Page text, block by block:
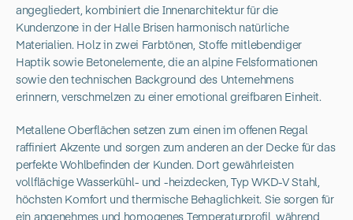
angegliedert, kombiniert die Innenarchitektur für die
Kundenzone in der Halle Brisen harmonisch natürliche
Materialien. Holz in zwei Farbtönen, Stoffe mitlebendiger
Haptik sowie Betonelemente, die an alpine Felsformationen
sowie den technischen Background des Unternehmens
erinnern, verschmelzen zu einer emotional greifbaren Einheit.
Metallene Oberflächen setzen zum einen im offenen Regal
raffiniert Akzente und sorgen zum anderen an der Decke für das
perfekte Wohlbefinden der Kunden. Dort gewährleisten
vollflächige Wasserkühl- und -heizdecken, Typ WKD-V Stahl,
höchsten Komfort und thermische Behaglichkeit. Sie sorgen für
ein angenehmes und homogenes Temperaturprofil, während